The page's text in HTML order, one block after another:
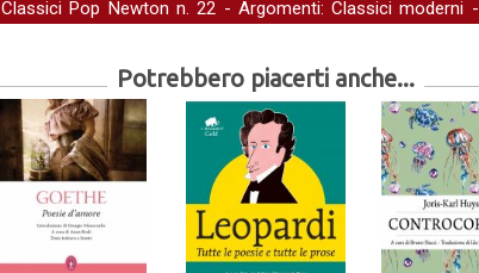
Classici Pop Newton n. 22 - Argomenti:Classici moderni
Potrebbero piacerti anche...